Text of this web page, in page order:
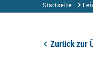
Startseite
Zurück zur